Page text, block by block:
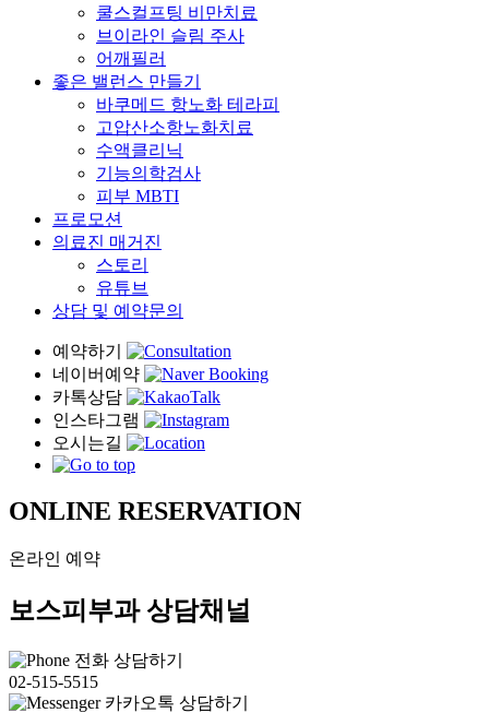
쿨스컬프팅 비만치료
브이라인 슬림 주사
어깨필러
좋은 밸런스 만들기
바쿠메드 항노화 테라피
고압산소항노화치료
수액클리닉
기능의학검사
피부 MBTI
프로모션
의료진 매거진
스토리
유튜브
상담 및 예약문의
ONLINE RESERVATION
온라인 예약
보스피부과 상담채널
전화 상담하기
02-515-5515
카카오톡 상담하기